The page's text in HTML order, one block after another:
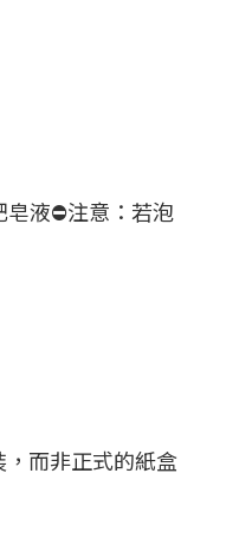
液⛔️注意：若泡
而非正式的紙盒